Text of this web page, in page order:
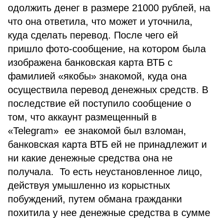
одолжить денег в размере 21000 рублей, на
что она ответила, что может и уточнила,
куда сделать перевод. После чего ей
пришло фото-сообщение, на котором была
изображена банковская карта ВТБ с
фамилией «якобы» знакомой, куда она
осуществила перевод денежных средств. В
последствие ей поступило сообщение о
том, что аккаунт размещенный в
«Telegram» ее знакомой был взломан,
банковская карта ВТБ ей не принадлежит и
ни какие денежные средства она не
получала. То есть неустановленное лицо,
действуя умышленно из корыстных
побуждений, путем обмана гражданки
похитила у нее денежные средства в сумме